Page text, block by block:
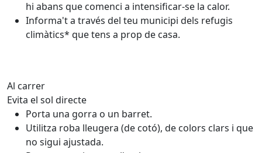
hi abans que comenci a intensificar-se la calor.
Informa't a través del teu municipi dels refugis
climàtics* que tens a prop de casa.
Al carrer
Evita el sol directe
Porta una gorra o un barret.
Utilitza roba lleugera (de cotó), de colors clars i que
no sigui ajustada.